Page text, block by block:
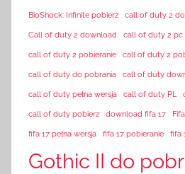
BioShock: Infinite pobierz call of duty 2
Call of duty 2 download call of duty 2 pc
call of duty 2 pobieranie call of duty 2
call of duty do pobrania call of duty
call of duty pełna wersja call of duty PL
call of duty pobierz download fifa 17
fifa 17 pełna wersja fifa 17 pobieranie fifa
Gothic II do